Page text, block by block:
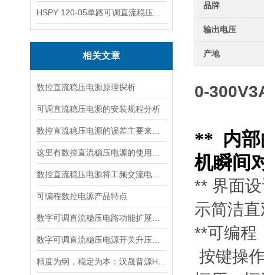
相关文章
数控直流稳压电源原理探析
可调直流稳压电源的安装规程分析
可编程数控电源产品特点
品牌
输出电压
产地
0-
** 内
机瞬间
** 界面
示简洁
**可编程
按键操